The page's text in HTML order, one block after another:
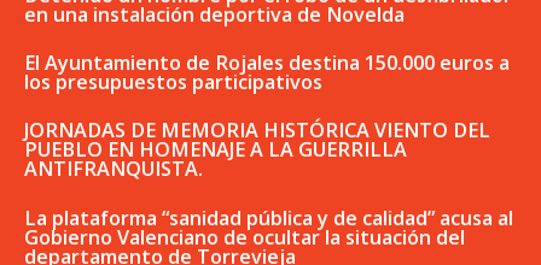
en una instalación deportiva de Novelda
El Ayuntamiento de Rojales destina 150.000 euros a
los presupuestos participativos
JORNADAS DE MEMORIA HISTÓRICA VIENTO DEL
PUEBLO EN HOMENAJE A LA GUERRILLA
ANTIFRANQUISTA.
La plataforma “sanidad pública y de calidad” acusa al
Gobierno Valenciano de ocultar la situación del
departamento de Torrevieja